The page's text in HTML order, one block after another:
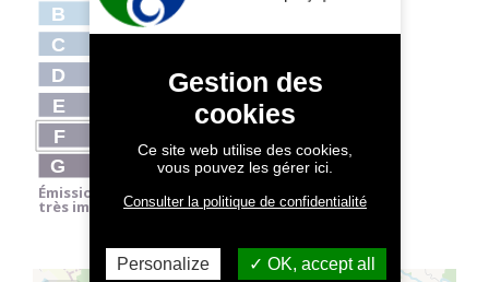
B
C
D
E
F
G
Émissions de CO
très importantes
Gestion des
cookies
Ce site web utilise des cookies,
vous pouvez les gérer ici.
Consulter la politique de confidentialité
Personalize OK, accept all